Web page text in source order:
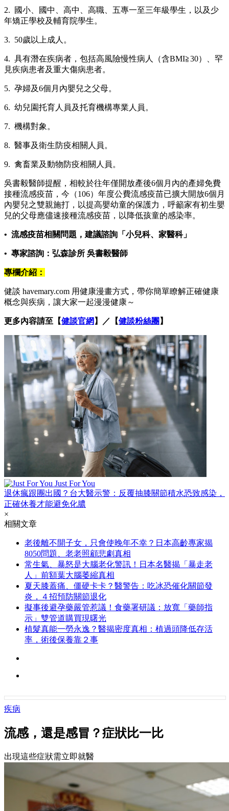
2. 國小、國中、高中、高職、五專一至三年級學生，以及少
年矯正學校及輔育院學生。
3. 50歲以上成人。
4. 具有潛在疾病者，包括高風險慢性病人（含BMI≧30）、罕
見疾病患者及重大傷病患者。
5. 孕婦及6個月內嬰兒之父母。
6. 幼兒園托育人員及托育機構專業人員。
7. 機構對象。
8. 醫事及衛生防疫相關人員。
9. 禽畜業及動物防疫相關人員。
吳書毅醫師提醒，相較於往年僅開放產後6個月內的產婦免費
接種流感疫苗，今（106）年度公費流感疫苗已擴大開放6個月
內嬰兒之雙親施打，以提高嬰幼童的保護力，呼籲家有初生嬰
兒的父母應儘速接種流感疫苗，以降低孩童的感染率。
• 流感疫苗相關問題，建議諮詢「小兒科、家醫科」
• 專家諮詢：弘森診所 吳書毅醫師
專欄介紹：
健談 havemary.com 用健康漫畫方式，帶你簡單瞭解正確健康
概念與疾病，讓大家一起漫漫健康～
更多內容請至【健談官網 】／【健談粉絲團 】
Just For You
退休瘋跟團出國？台大醫示警：反覆抽膝關節積水恐致感染，
正確休養才能避免化膿
×
相關文章
老後離不開子女，只會使晚年不幸？日本高齡專家揭
8050問題、老老照顧悲劇真相
常生氣、暴怒是大腦老化警訊！日本名醫揭「暴走老
人」前額葉大腦萎縮真相
夏天膝蓋痛、僵硬卡卡？醫警告：吃冰恐催化關節發
炎，４招預防關節退化
擬事後避孕藥嚴管惹議！食藥署研議：放寬「藥師指
示」雙管道購買現曙光
植髮真能一勞永逸？醫揭密度真相：植過頭降低存活
率，術後保養靠２事
疾病
流感，還是感冒？症狀比一比
出現這些症狀需立即就醫